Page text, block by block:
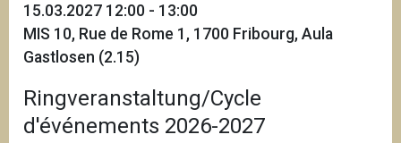
15.03.2027 12:00 - 13:00
MIS 10, Rue de Rome 1, 1700 Fribourg, Aula
Gastlosen (2.15)
Ringveranstaltung/Cycle
d'événements 2026-2027